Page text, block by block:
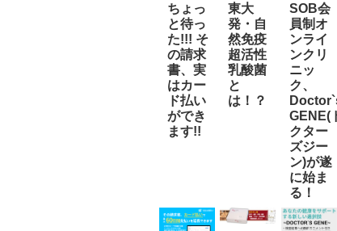
ちょっ
と待っ
た!!! そ
の請求
書、実
はカー
ド払い
ができ
ます!!
東大
発・自
然免疫
超活性
乳酸菌
と
は！？
SOB会
員制オ
ンライ
ンクリ
ニッ
ク、
Doctor`s
GENE(ド
クター
ズジー
ン)が遂
に始ま
る！